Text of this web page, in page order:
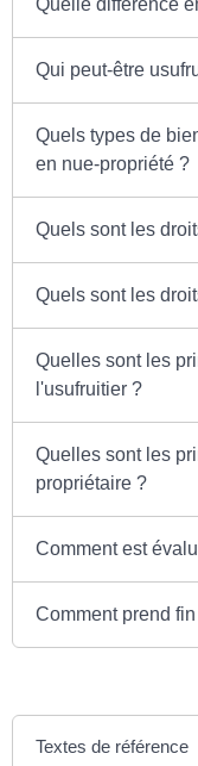
Qui peut-être
Quels types de
en nue-propriété ?
Quels sont les
Quels sont les
Quelles sont les
l'usufruitier ?
Quelles sont les
propriétaire ?
Comment est
Comment prend
Textes de référence